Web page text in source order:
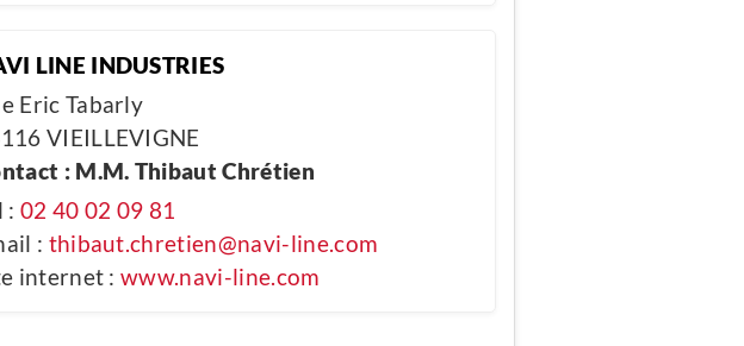
LINE INDUSTRIES
Eric Tabarly
VIEILLEVIGNE
: M.M. Thibaut Chrétien
: 02 40 02 09 81
: thibaut.chretien@navi-line.com
internet :www.navi-line.com